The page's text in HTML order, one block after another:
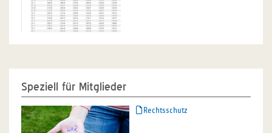
Speziell für Mitglieder
Rechtsschutz